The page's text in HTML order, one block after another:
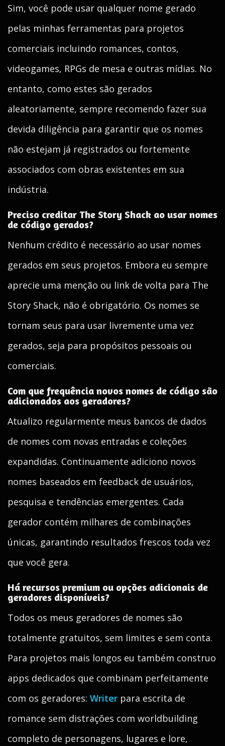
Sim, você pode usar qualquer nome gerado
pelas minhas ferramentas para projetos
comerciais incluindo romances, contos,
videogames, RPGs de mesa e outras mídias. No
entanto, como estes são gerados
aleatoriamente, sempre recomendo fazer sua
devida diligência para garantir que os nomes
não estejam já registrados ou fortemente
associados com obras existentes em sua
indústria.
Preciso creditar The Story Shack ao usar nomes
de código gerados?
Nenhum crédito é necessário ao usar nomes
gerados em seus projetos. Embora eu sempre
aprecie uma menção ou link de volta para The
Story Shack, não é obrigatório. Os nomes se
tornam seus para usar livremente uma vez
gerados, seja para propósitos pessoais ou
comerciais.
Com que frequência novos nomes de código são
adicionados aos geradores?
Atualizo regularmente meus bancos de dados
de nomes com novas entradas e coleções
expandidas. Continuamente adiciono novos
nomes baseados em feedback de usuários,
pesquisa e tendências emergentes. Cada
gerador contém milhares de combinações
únicas, garantindo resultados frescos toda vez
que você gera.
Há recursos premium ou opções adicionais de
geradores disponíveis?
Todos os meus geradores de nomes são
totalmente gratuitos, sem limites e sem conta.
Para projetos mais longos eu também construo
apps dedicados que combinam perfeitamente
com os geradores: Writer para escrita de
romance sem distrações com worldbuilding
completo de personagens, lugares e lore,